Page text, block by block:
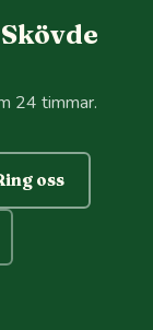
24 timmar.
oss